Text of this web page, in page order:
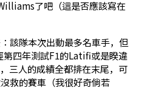
了吧（這是否應該寫在
隊本次出動最多名車手，但
四年測試F1的Latifi或是睽違
三人的成績全都排在末尾，可
救的賽車（我很好奇倘若